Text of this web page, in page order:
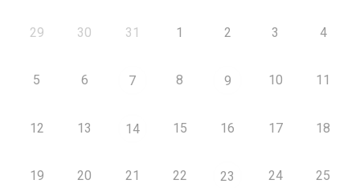
29 30 31 1 2 3 4
5 6 7 8 9 10 11
12 13 14 15 16 17 18
19 20 21 22 23 24 25